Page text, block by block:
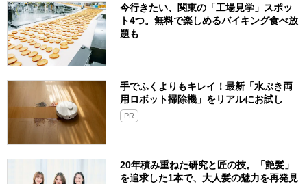
今行きたい、関東の「工場見学」スポッ
ト4つ。無料で楽しめるバイキング食べ放
題も
手でふくよりもキレイ！最新「水ぶき両
用ロボット掃除機」をリアルにお試し
PR
20年積み重ねた研究と匠の技。「艶髪」
を追求した1本で、大人髪の魅力を再発見